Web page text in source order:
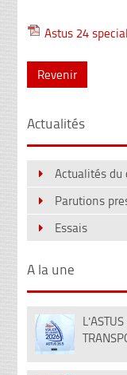
Astus 24
Revenir
Actualités
Actualités du
Parutions
Essais
A la une
08
Déc